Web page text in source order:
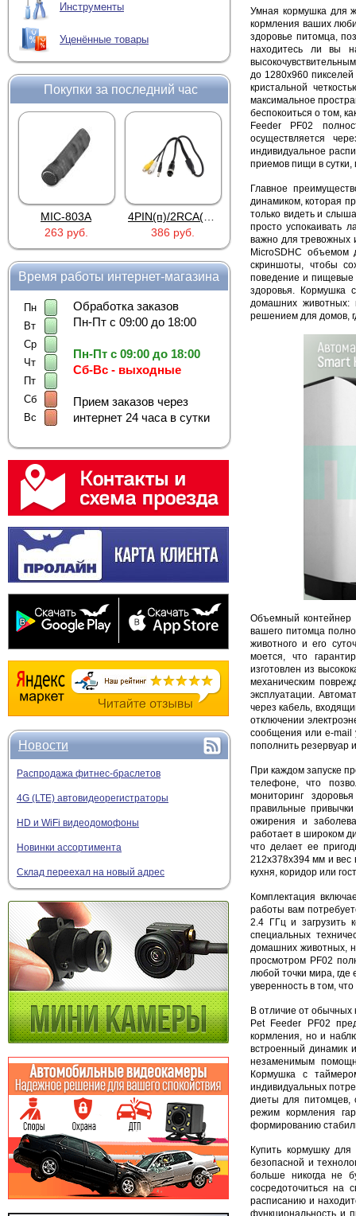
Инструменты
Уценённые товары
Покупки за последний час
MIC-803A
263 руб.
386 руб.
4PIN(п)/2RCA(п)+DJK-11(п)
386 руб.
Время работы интернет-магазина
Пн
Вт
Ср
Чт
Пт
Сб
Вс
Обработка заказов
Пн-Пт с 09:00 до 18:00
Пн-Пт с 09:00 до 18:00
Сб-Вс - выходные
Прием заказов через
интернет 24 часа в сутки
Новости
Распродажа фитнес-браслетов
4G (LTE) автовидеорегистраторы
HD и WiFi видеодомофоны
Новинки ассортимента
Склад переехал на новый адрес
Умная кормушка для
кормления ваших
здоровье питомца,
находитесь ли вы
до 1280x960
кристальной
максимальное
беспокоиться о том,
Feeder PF02
осуществляется
индивидуальное
приемов пищи в
Главное
динамиком, которая
только видеть и
просто успокаивать
важно для тревожных
MicroSDHC объемом
скриншоты, чтобы
поведение и пищевые
здоровья. Кормушка
домашних животных:
решением для домов,
Объемный контейнер
вашего питомца
животного и его
моется, что
изготовлен из
механическим
эксплуатации.
через кабель,
отключении
сообщения или e-mail
пополнить резервуар
При каждом запуске
телефоне, что
мониторинг
правильные
ожирения и
работает в широком
что делает ее
212x378x394 мм и вес
кухня, коридор или
Комплектация
работы вам
2.4 ГГц и загрузить
специальных
домашних животных,
просмотром PF02
любой точки мира, где
уверенность в том,
В отличие от обычных
Pet Feeder PF02
кормления, но и
встроенный динамик
незаменимым
Кормушка с
индивидуальных
диеты для питомцев,
режим кормления
формированию
Купить кормушку
безопасной и
больше никогда не
сосредоточиться на
расписанию и
функциональность и